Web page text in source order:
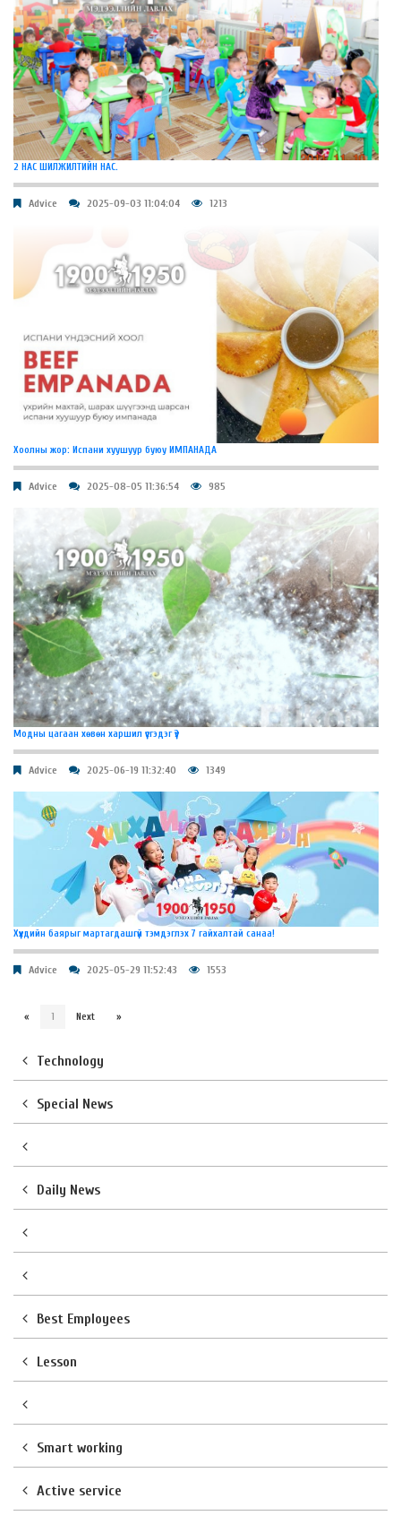
2 НАС ШИЛЖИЛТИЙН НАС.
Advice 2025-09-03 11:04:04 1213
Хоолны жор: Испани хуушуур буюу ИМПАНАДА
Advice 2025-08-05 11:36:54 985
Модны цагаан хөвөн харшил үүсгэдэг үү?
Advice 2025-06-19 11:32:40 1349
Хүүхдийн баярыг мартагдашгүй тэмдэглэх 7 гайхалтай санаа!
Advice 2025-05-29 11:52:43 1553
« 1 Next »
Technology
Special News
Daily News
Best Employees
Lesson
Smart working
Active service